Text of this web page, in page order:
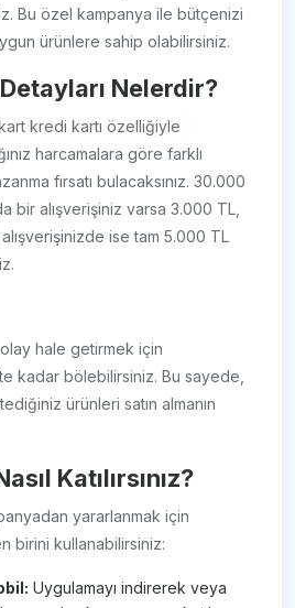
Bu özel kampanya ile bütçenizi
ürünlere sahip olabilirsiniz.
Nelerdir?
kredi kartı özelliğiyle
harcamalara göre farklı
fırsatı bulacaksınız. 30.000
bir alışverişiniz varsa 3.000 TL,
ise tam 5.000 TL
hale getirmek için
kadar bölebilirsiniz. Bu sayede,
ürünleri satın almanın
Katılırsınız?
yararlanmak için
birini kullanabilirsiniz:
Uygulamayı indirerek veya